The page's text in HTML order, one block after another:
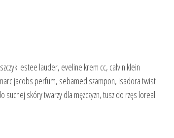
estee lauder, eveline krem cc, calvin klein
jacobs perfum, sebamed szampon, isadora twist
skóry twarzy dla mężczyzn, tusz do rzęs loreal